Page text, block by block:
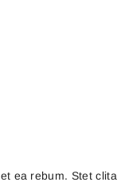
ea rebum. Stet clita